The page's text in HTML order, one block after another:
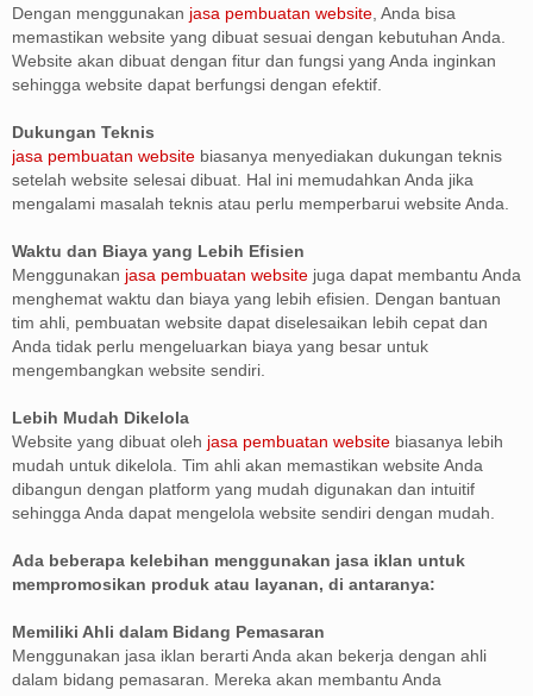
Dengan menggunakan jasa pembuatan website , Anda bisa
memastikan website yang dibuat sesuai dengan kebutuhan Anda.
Website akan dibuat dengan fitur dan fungsi yang Anda inginkan
sehingga website dapat berfungsi dengan efektif.
Dukungan Teknis
jasa pembuatan website biasanya menyediakan dukungan teknis
setelah website selesai dibuat. Hal ini memudahkan Anda jika
mengalami masalah teknis atau perlu memperbarui website Anda.
Waktu dan Biaya yang Lebih Efisien
Menggunakan jasa pembuatan website juga dapat membantu Anda
menghemat waktu dan biaya yang lebih efisien. Dengan bantuan
tim ahli, pembuatan website dapat diselesaikan lebih cepat dan
Anda tidak perlu mengeluarkan biaya yang besar untuk
mengembangkan website sendiri.
Lebih Mudah Dikelola
Website yang dibuat oleh jasa pembuatan website biasanya lebih
mudah untuk dikelola. Tim ahli akan memastikan website Anda
dibangun dengan platform yang mudah digunakan dan intuitif
sehingga Anda dapat mengelola website sendiri dengan mudah.
Ada beberapa kelebihan menggunakan jasa iklan untuk
mempromosikan produk atau layanan, di antaranya:
Memiliki Ahli dalam Bidang Pemasaran
Menggunakan jasa iklan berarti Anda akan bekerja dengan ahli
dalam bidang pemasaran. Mereka akan membantu Anda